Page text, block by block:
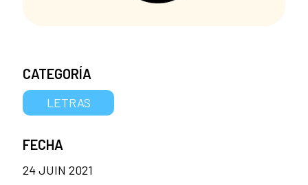
CATEGORÍA
LETRAS
FECHA
24 JUIN 2021